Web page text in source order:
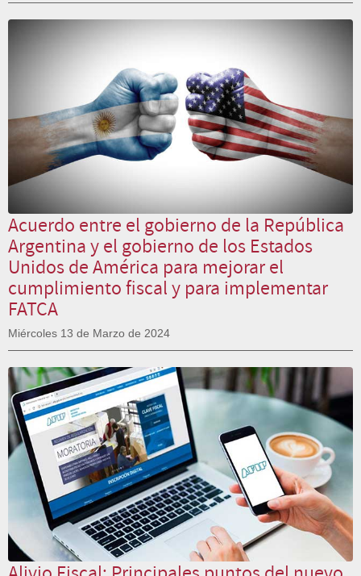
Acuerdo entre el gobierno de la República
Argentina y el gobierno de los Estados
Unidos de América para mejorar el
cumplimiento fiscal y para implementar
FATCA
Miércoles 13 de Marzo de 2024